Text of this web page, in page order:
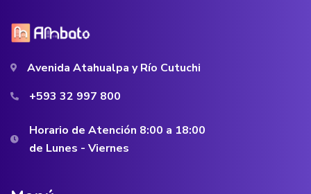
Avenida Atahualpa y Río Cutuchi
+593 32 997 800
Horario de Atención 8:00 a 18:00
de Lunes - Viernes